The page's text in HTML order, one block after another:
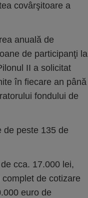
covârşitoare a
anuală de
de participanţi la
II a solicitat
în fiecare an până
fondului de
de peste 135 de
cca. 17.000 lei,
de cotizare
euro de